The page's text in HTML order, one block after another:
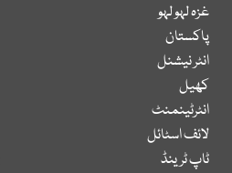
غزہ لہو لہو
پاکستان
انٹر نیشنل
کھیل
انٹرٹینمنٹ
لائف اسٹائل
ٹاپ ٹرینڈ